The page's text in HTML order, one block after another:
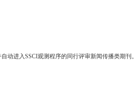
动进入SSCI观测程序的同行评审新闻传播类期刊。